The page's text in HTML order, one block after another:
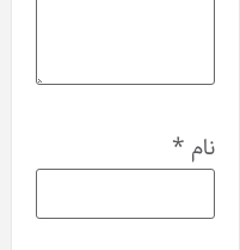
نام *